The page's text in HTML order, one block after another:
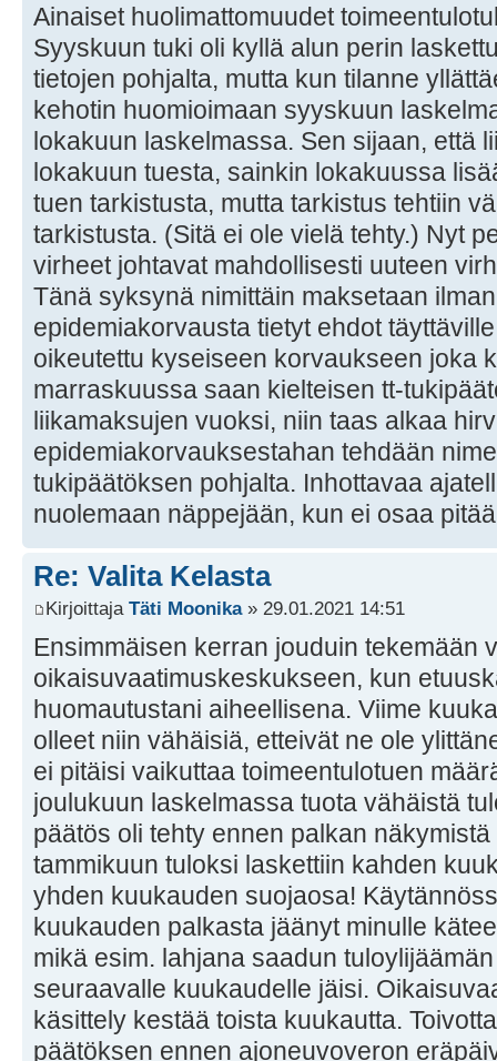
Ainaiset huolimattomuudet
Syyskuun tuki oli kyllä alun perin
tietojen pohjalta, mutta kun tilanne
kehotin huomioimaan syyskuun
lokakuun laskelmassa. Sen sijaan, että
lokakuun tuesta, sainkin lokakuussa
tuen tarkistusta, mutta tarkistus tehtiin
tarkistusta. (Sitä ei ole vielä tehty.) Nyt
virheet johtavat mahdollisesti uuteen
Tänä syksynä nimittäin maksetaan
epidemiakorvausta tietyt ehdot
oikeutettu kyseiseen korvaukseen joka
marraskuussa saan kielteisen tt-
liikamaksujen vuoksi, niin taas alkaa
epidemiakorvauksestahan tehdään
tukipäätöksen pohjalta. Inhottavaa
nuolemaan näppejään, kun ei osaa
Re: Valita Kelasta
Kirjoittaja Täti Moonika» 29.01.2021 14:51
Ensimmäisen kerran jouduin tekemään
oikaisuvaatimuskeskukseen, kun
huomautustani aiheellisena. Viime
olleet niin vähäisiä, etteivät ne ole
ei pitäisi vaikuttaa toimeentulotuen
joulukuun laskelmassa tuota vähäistä
päätös oli tehty ennen palkan
tammikuun tuloksi laskettiin kahden
yhden kuukauden suojaosa!
kuukauden palkasta jäänyt minulle
mikä esim. lahjana saadun
seuraavalle kuukaudelle jäisi.
käsittely kestää toista kuukautta.
päätöksen ennen ajoneuvoveron